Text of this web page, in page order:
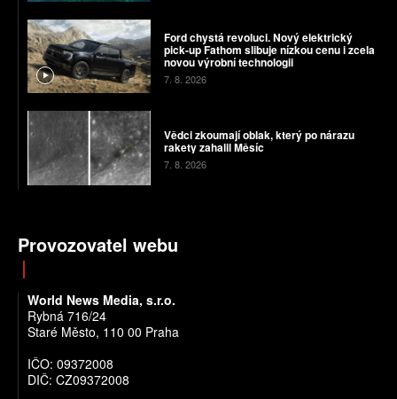
Ford chystá revoluci. Nový elektrický
pick-up Fathom slibuje nízkou cenu i zcela
novou výrobní technologii
7. 8. 2026
Vědci zkoumají oblak, který po nárazu
rakety zahalil Měsíc
7. 8. 2026
Provozovatel webu
World News Media, s.r.o.
Rybná 716/24
Staré Město, 110 00 Praha
IČO: 09372008
DIČ: CZ09372008